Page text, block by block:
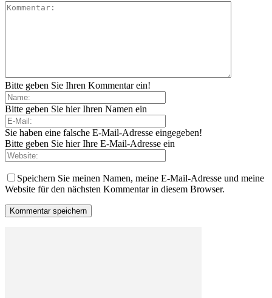
Bitte geben Sie Ihren Kommentar ein!
Bitte geben Sie hier Ihren Namen ein
Sie haben eine falsche E-Mail-Adresse eingegeben!
Bitte geben Sie hier Ihre E-Mail-Adresse ein
Speichern Sie meinen Namen, meine E-Mail-Adresse und meine
Website für den nächsten Kommentar in diesem Browser.